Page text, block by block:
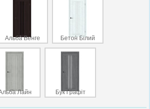
Альба Венге Бетон Білий
Лайн Бук Графіт